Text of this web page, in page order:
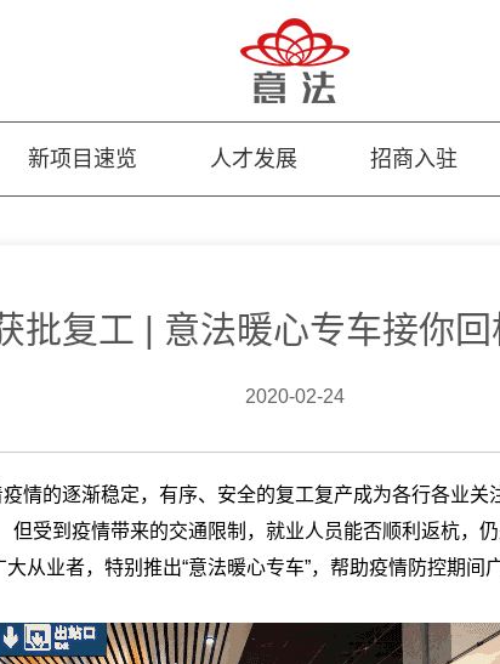
新项目速览 人才发展 招商入驻
批复工 | 意法暖心专车接你
2020-02-24
疫情的逐渐稳定，有序、安全的复工复产成为各行各业关
但受到疫情带来的交通限制，就业人员能否顺利返杭，
从业者，特别推出“意法暖心专车”，帮助疫情防控期间